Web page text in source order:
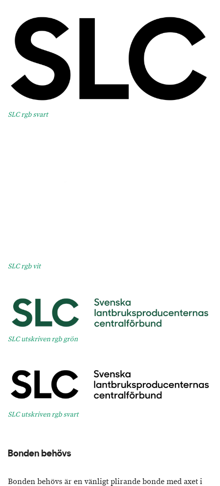
SLC rgb svart
SLC rgb vit
SLC utskriven rgb grön
SLC utskriven rgb svart
Bonden behövs
Bonden behövs är en vänligt plirande bonde med axet i